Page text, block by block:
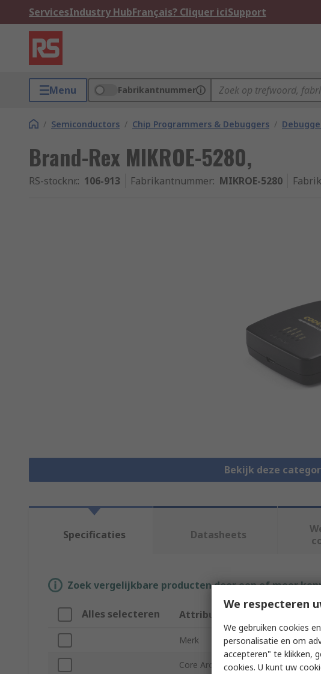
ServicesIndustry HubFrançais? Cliquer iciSupport
Menu Fabrikantnummer
/ Semiconductors / Chip Programmers & Debuggers /
Brand-Rex MIKROE-5280,
RS-stocknr.: 106-913 Fabrikantnummer: MIKROE-5280
Bekijk deze
Specificaties Datasheets
Zoek vergelijkbare producten door een of meer
Alles selecteren Attribuut
Merk Brand-Rex
Core Architecture ARM
We respecteren
We gebruiken cookies
personalisatie en om
accepteren" te klikken,
cookies. U kunt uw